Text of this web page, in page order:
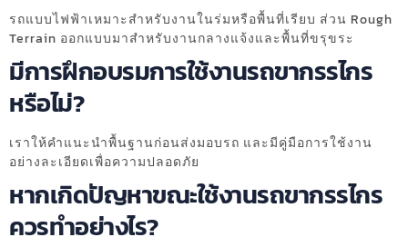
รถแบบไฟฟ้าเหมาะสำหรับงานในร่มหรือพื้นที่เรียบ ส่วน Rough
Terrain ออกแบบมาสำหรับงานกลางแจ้งและพื้นที่ขรุขระ
มีการฝึกอบรมการใช้งานรถขากรรไกร
หรือไม่?
เราให้คำแนะนำพื้นฐานก่อนส่งมอบรถ และมีคู่มือการใช้งาน
อย่างละเอียดเพื่อความปลอดภัย
หากเกิดปัญหาขณะใช้งานรถขากรรไกร
ควรทำอย่างไร?